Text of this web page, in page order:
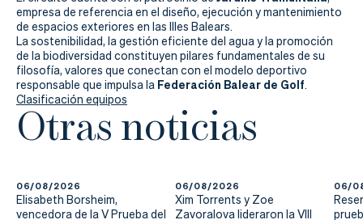
empresa de referencia en el diseño, ejecución y mantenimiento
de espacios exteriores en las Illes Balears.
La sostenibilidad, la gestión eficiente del agua y la promoción
de la biodiversidad constituyen pilares fundamentales de su
filosofía, valores que conectan con el modelo deportivo
responsable que impulsa la Federación Balear de Golf.
Clasificación equipos
Otras noticias
06/08/2026
Elisabeth Borsheim,
vencedora de la V Prueba del
06/08/2026
Xim Torrents y Zoe
Zavoralova lideraron la VIII
06/